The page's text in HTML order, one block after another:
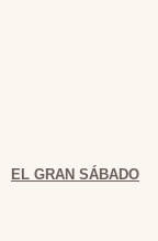
EL GRAN SÁBADO